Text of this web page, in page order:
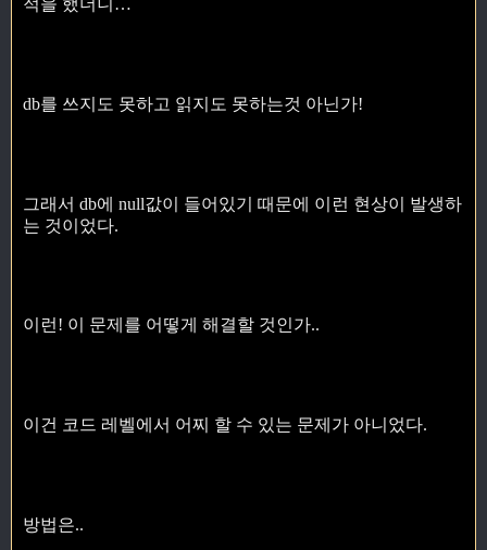
적을 했더니…
db를 쓰지도 못하고 읽지도 못하는것 아닌가!
그래서 db에 null값이 들어있기 때문에 이런 현상이 발생하
는 것이었다.
이런! 이 문제를 어떻게 해결할 것인가..
이건 코드 레벨에서 어찌 할 수 있는 문제가 아니었다.
방법은..